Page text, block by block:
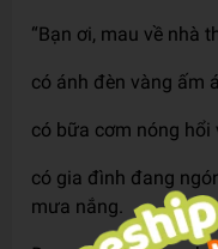
“Bạn ơi, mau về nhà
có ánh đèn vàng ấm
có bữa cơm nóng
có gia đình đang
mưa nắng.